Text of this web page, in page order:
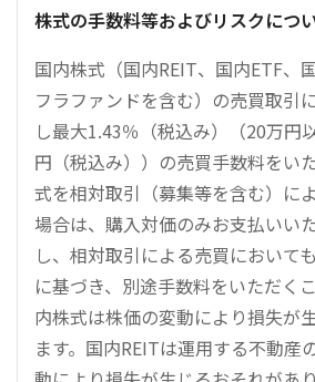
株式の手数料等およびリスクにつ
国内株式（国内REIT、国内ETF、
フラファンドを含む）の売買取引
し最大1.43％（税込み）（20万円
円（税込み））の売買手数料をい
式を相対取引（募集等を含む）に
場合は、購入対価のみお支払いい
し、相対取引による売買において
に基づき、別途手数料をいただく
内株式は株価の変動により損失が
ます。国内REITは運用する不動産